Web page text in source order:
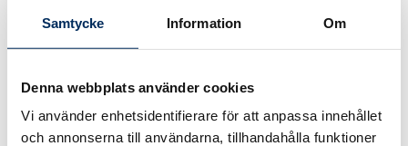
Samtycke Information Om
Denna webbplats använder cookies
Vi använder enhetsidentifierare för att anpassa innehållet
och annonserna till användarna, tillhandahålla funktioner
Volym 1500 ml
Höjd 289 mm
Diameter 95 mm
Gänga / Kork 28 PCO